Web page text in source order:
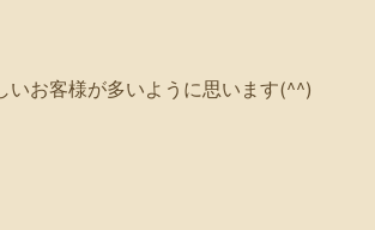
いお客様が多いように思います(^^)